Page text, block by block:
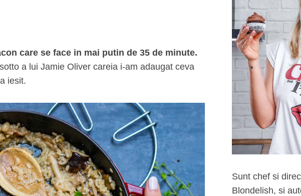
care se face in mai putin de 35 de minute.
a lui Jamie Oliver careia i-am adaugat ceva
iesit.
Sunt chef si
Blondelish, si